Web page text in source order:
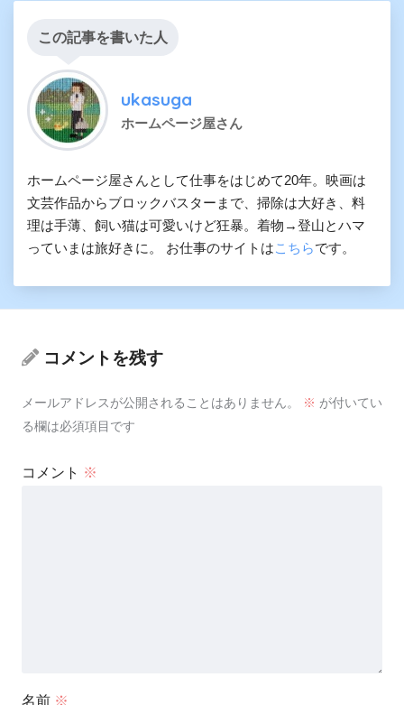
この記事を書いた人
ukasuga
ホームページ屋さん
ホームページ屋さんとして仕事をはじめて20年。映画は
文芸作品からブロックバスターまで、掃除は大好き、料
理は手薄、飼い猫は可愛いけど狂暴。着物→登山とハマ
っていまは旅好きに。 お仕事のサイトはこちらです。
コメントを残す
メールアドレスが公開されることはありません。 ※ が付いてい
る欄は必須項目です
コメント ※
名前 ※